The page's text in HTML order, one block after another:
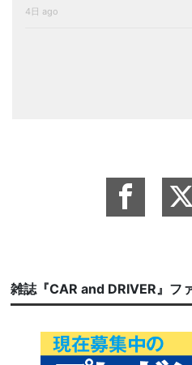
4日 ago
雑誌『CAR and DRIVER』フ